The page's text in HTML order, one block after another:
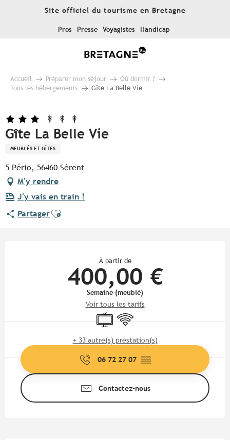
Site officiel du tourisme en Bretagne
Pros Presse Voyagistes Handicap
Accueil Préparer mon séjour
Où dormir ?
Tous les hébergements
Gîte La Belle Vie
Gîte La Belle Vie
MEUBLÉS ET GÎTES
5 Pério, 56460 Sérent
M'y rendre
J'y vais en train !
PartagerAjouter aux favoris
À partir de
400,00 €
Semaine (meublé)
Voir tous les tarifs
Télévision
WiFi
+ 33 autre(s) prestation(s)
06 72 27 07 ▒▒
Contactez-nous